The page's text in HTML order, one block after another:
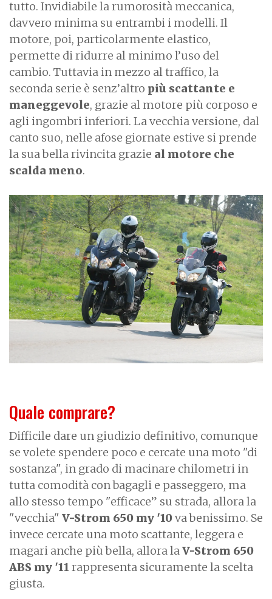
tutto. Invidiabile la rumorosità meccanica,
davvero minima su entrambi i modelli. Il
motore, poi, particolarmente elastico,
permette di ridurre al minimo l’uso del
cambio. Tuttavia in mezzo al traffico, la
seconda serie è senz’altro più scattante e
maneggevole, grazie al motore più corposo e
agli ingombri inferiori. La vecchia versione, dal
canto suo, nelle afose giornate estive si prende
la sua bella rivincita grazie al motore che
scalda meno.
Quale comprare?
Difficile dare un giudizio definitivo, comunque
se volete spendere poco e cercate una moto "di
sostanza", in grado di macinare chilometri in
tutta comodità con bagagli e passeggero, ma
allo stesso tempo "efficace” su strada, allora la
"vecchia" V-Strom 650 my '10va benissimo. Se
invece cercate una moto scattante, leggera e
magari anche più bella, allora laV-Strom 650
ABS my '11 rappresenta sicuramente la scelta
giusta.